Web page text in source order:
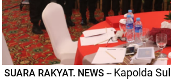
SUARA RAKYAT. NEWS -- Kapolda